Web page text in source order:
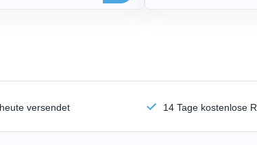
versendet 14 Tage kostenlose